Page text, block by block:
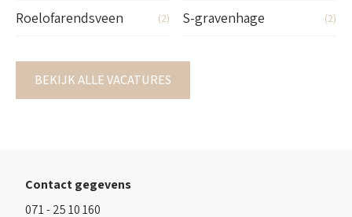
Roelofarendsveen (2) S-gravenhage (2)
BEKIJK ALLE VACATURES
Contact gegevens
071 - 25 10 160